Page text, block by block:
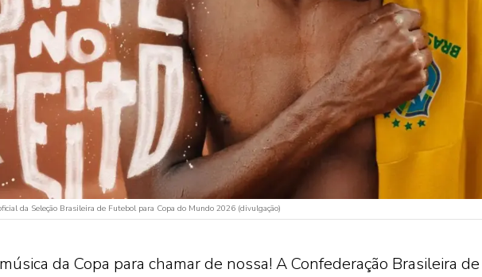
da Seleção Brasileira de Futebol para Copa do Mundo 2026 (divulgação)
da Copa para chamar de nossa! A Confederação Brasileira de